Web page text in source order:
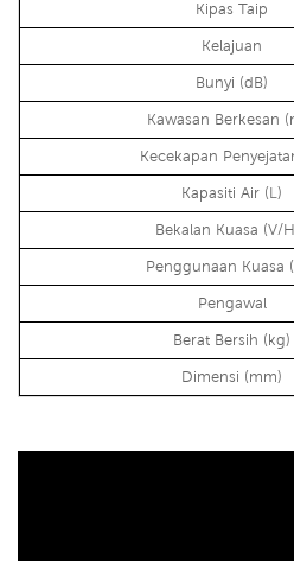
Kipas Taip
Kelajuan
Bunyi (dB)
Kawasan Berkesan
Kecekapan
Kapasiti Air (L)
Bekalan Kuasa (V/
Penggunaan Kuasa
Pengawal
Berat Bersih (kg)
Dimensi (mm)